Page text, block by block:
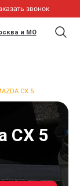
звонок
и МО
CX 5
CX 5